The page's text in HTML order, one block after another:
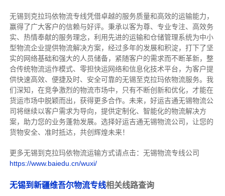
无锡到克拉玛依物流专线凭借卓越的服务质量和高效的运输能力，
赢得了广大客户的信赖与好评。 秉承以客为尊、专业专注、高效务
实、热情奉献的服务理念，利用先进的运输和仓储管理系统为中小
型物流企业提供物流解决方案，经过多年的发展和积淀，打下了坚
实的网络基础和强大的人员储备，紧随客户的需求而不断革新，整
合传统物流运作模式、零担快运网络和信息化技术平台，为客户提
供快速高效、便捷及时、安全可靠的无锡至克拉玛依物流服务。 我
们深知，在竞争激烈的物流市场中，只有不断创新和优化，才能在
货运市场中脱颖而出，获得更多合作。 未来，好运吉通无锡物流公
司将继续以客户需求为导向，提供定制化、智能化的物流解决方
案，助力您的业务蓬勃发展。选择好运吉通无锡物流公司，让您的
货物安全、准时抵达，共创辉煌未来！
更多无锡到克拉玛依物流运输方式请点击：无锡物流专线公司
https://www.baiedu.cn/wuxi/
无锡到新疆维吾尔物流专线相关线路查询